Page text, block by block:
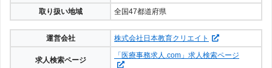
取り扱い地域
全国47都道府県
運営会社 株式会社日本教育クリエイト
求人検索ページ
「医療事務求人.com」求人検索ページ